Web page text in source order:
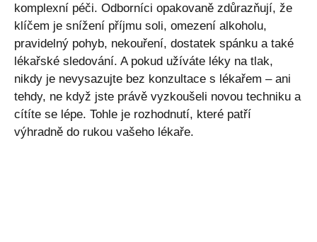
komplexní péči. Odborníci opakovaně zdůrazňují, že
klíčem je snížení příjmu soli, omezení alkoholu,
pravidelný pohyb, nekouření, dostatek spánku a také
lékařské sledování. A pokud užíváte léky na tlak,
nikdy je nevysazujte bez konzultace s lékařem – ani
tehdy, ne když jste právě vyzkoušeli novou techniku a
cítíte se lépe. Tohle je rozhodnutí, které patří
výhradně do rukou vašeho lékaře.